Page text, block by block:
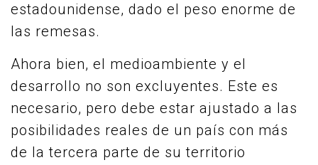
estadounidense, dado el peso enorme de
las remesas.
Ahora bien, el medioambiente y el
desarrollo no son excluyentes. Este es
necesario, pero debe estar ajustado a las
posibilidades reales de un país con más
de la tercera parte de su territorio